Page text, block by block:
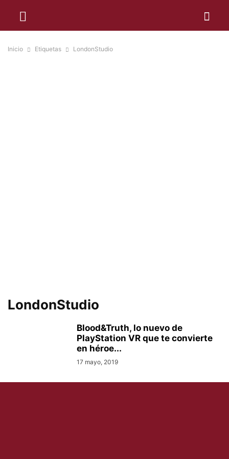
Inicio Etiquetas LondonStudio
LondonStudio
Blood&Truth, lo nuevo de
PlayStation VR que te convierte
en héroe...
17 mayo, 2019